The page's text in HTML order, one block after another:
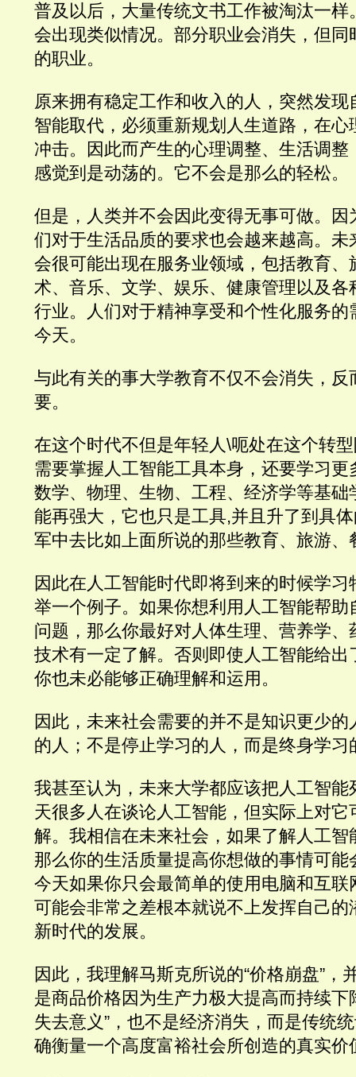
普及以后，大量传统文书工作被淘汰一样
会出现类似情况。部分职业会消失，但同
的职业。
原来拥有稳定工作和收入的人，突然发现
智能取代，必须重新规划人生道路，在心
冲击。因此而产生的心理调整、生活调整
感觉到是动荡的。它不会是那么的轻松。
但是，人类并不会因此变得无事可做。因
们对于生活品质的要求也会越来越高。未
会很可能出现在服务业领域，包括教育、
术、音乐、文学、娱乐、健康管理以及各
行业。人们对于精神享受和个性化服务的
今天。
与此有关的事大学教育不仅不会消失，反
要。
在这个时代不但是年轻人\呃处在这个转
需要掌握人工智能工具本身，还要学习更
数学、物理、生物、工程、经济学等基础
能再强大，它也只是工具,并且升了到具
军中去比如上面所说的那些教育、旅游、
因此在人工智能时代即将到来的时候学
举一个例子。如果你想利用人工智能帮助
问题，那么你最好对人体生理、营养学、
技术有一定了解。否则即使人工智能给出
你也未必能够正确理解和运用。
因此，未来社会需要的并不是知识更少
的人；不是停止学习的人，而是终身学习
我甚至认为，未来大学都应该把人工智能
天很多人在谈论人工智能，但实际上对它
解。我相信在未来社会，如果了解人工智
那么你的生活质量提高你想做的事情可能
今天如果你只会最简单的使用电脑和互联
可能会非常之差根本就说不上发挥自己的
新时代的发展。
因此，我理解马斯克所说的“价格崩盘”，
是商品价格因为生产力极大提高而持续下
失去意义”，也不是经济消失，而是传统
确衡量一个高度富裕社会所创造的真实价